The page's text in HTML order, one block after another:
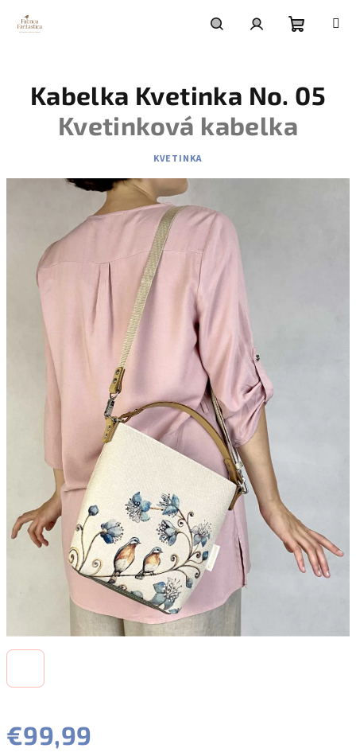
košík
€99,99
Kabelka Kvetinka No. 05
Kvetinková kabelka
KVETINKA